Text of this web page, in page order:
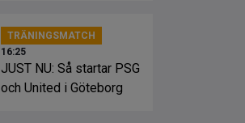
TRÄNINGSMATCH
16:25
JUST NU: Så startar PSG
och United i Göteborg